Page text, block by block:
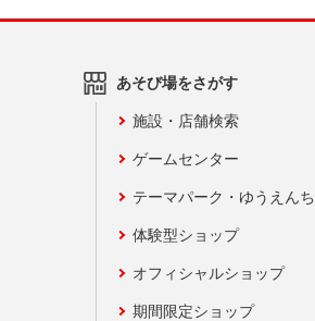
あそび場をさがす
施設・店舗検索
ゲームセンター
テーマパーク・ゆうえんち
体験型ショップ
オフィシャルショップ
期間限定ショップ